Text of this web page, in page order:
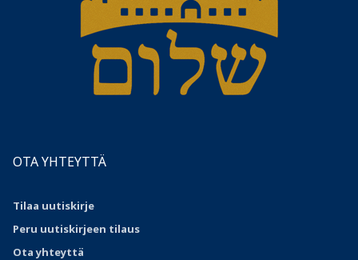
OTA YHTEYTTÄ
Tilaa uutiskirje
Peru uutiskirjeen tilaus
Otayhteyttä